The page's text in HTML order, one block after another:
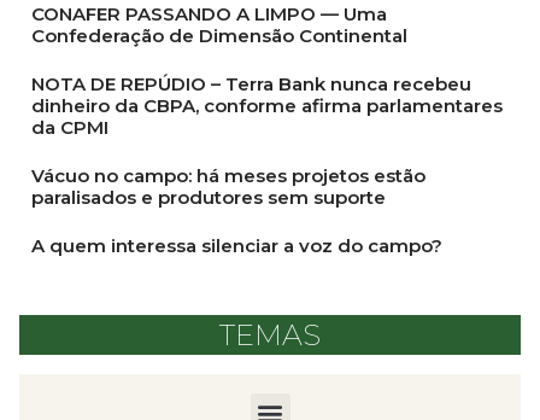
CONAFER PASSANDO A LIMPO — Uma
Confederação de Dimensão Continental
NOTA DE REPÚDIO – Terra Bank nunca recebeu
dinheiro da CBPA, conforme afirma parlamentares
da CPMI
Vácuo no campo: há meses projetos estão
paralisados e produtores sem suporte
A quem interessa silenciar a voz do campo?
TEMAS